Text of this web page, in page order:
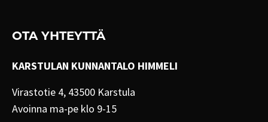
OTA YHTEYTTÄ
KARSTULAN KUNNANTALO HIMMELI
Virastotie 4, 43500 Karstula
Avoinna ma-pe klo 9-15